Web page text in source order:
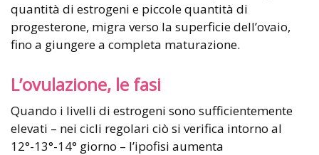
quantità di estrogeni e piccole quantità di
progesterone, migra verso la superficie dell’ovaio,
fino a giungere a completa maturazione.
L’ovulazione, le fasi
Quando i livelli di estrogeni sono sufficientemente
elevati – nei cicli regolari ciò si verifica intorno al
12°-13°-14° giorno – l’ipofisi aumenta